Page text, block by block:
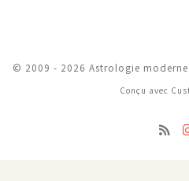
© 2009 - 2026 Astrologie moderne
Conçu avec